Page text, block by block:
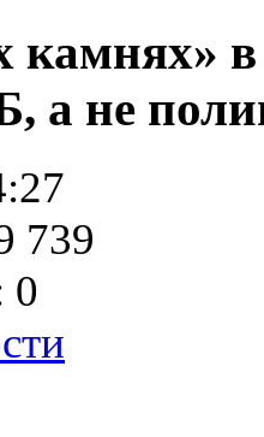
а не
739
0